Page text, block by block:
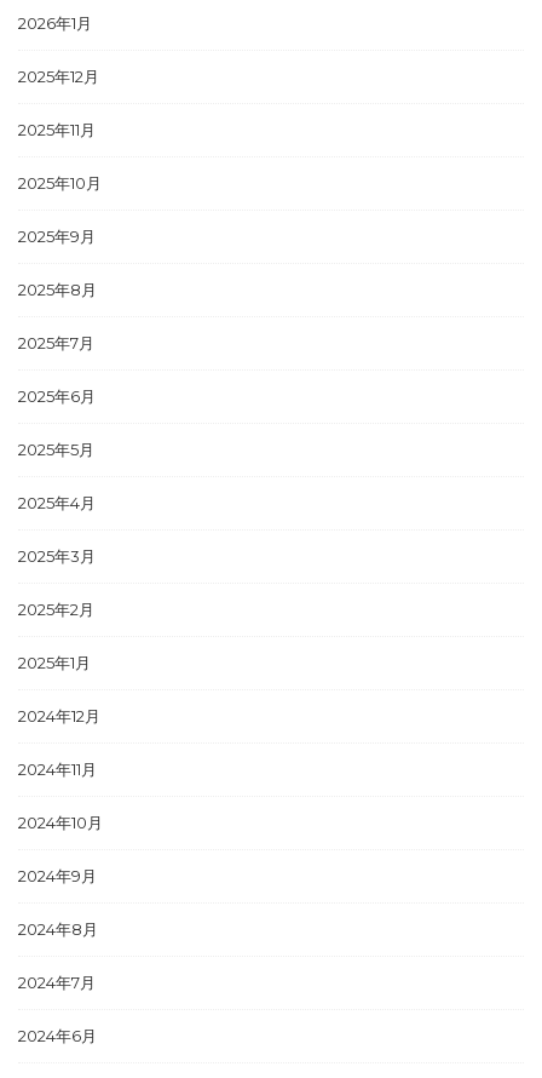
2026年1月
2025年12月
2025年11月
2025年10月
2025年9月
2025年8月
2025年7月
2025年6月
2025年5月
2025年4月
2025年3月
2025年2月
2025年1月
2024年12月
2024年11月
2024年10月
2024年9月
2024年8月
2024年7月
2024年6月